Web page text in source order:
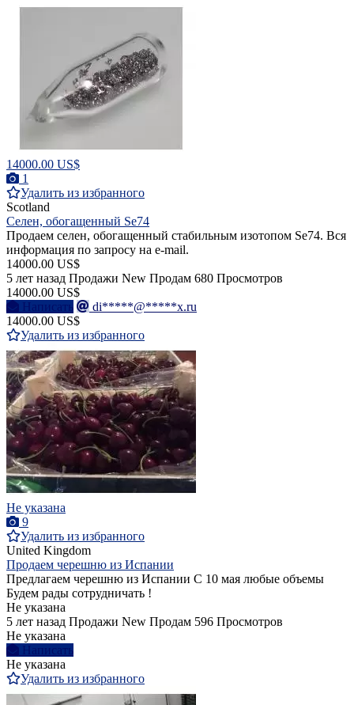
14000.00 US$
1
Удалить из избранного
Scotland
Селен, обогащенный Se74
Продаем селен, обогащенный стабильным изотопом Se74. Вся
информация по запросу на e-mail.
14000.00 US$
5 лет назад Продажи New Продам 680 Просмотров
14000.00 US$
Написать
di*****@*****x.ru
14000.00 US$
Удалить из избранного
Не указана
9
Удалить из избранного
United Kingdom
Продаем черешню из Испании
Предлагаем черешню из Испании С 10 мая любые объемы
Будем рады сотрудничать !
Не указана
5 лет назад Продажи New Продам 596 Просмотров
Не указана
Написать
Не указана
Удалить из избранного